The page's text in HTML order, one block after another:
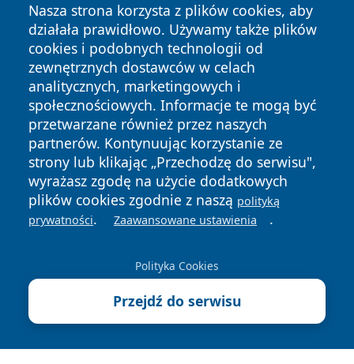
Nasza strona korzysta z plików cookies, aby
działała prawidłowo. Używamy także plików
cookies i podobnych technologii od
zewnętrznych dostawców w celach
analitycznych, marketingowych i
społecznościowych. Informacje te mogą być
przetwarzane również przez naszych
partnerów. Kontynuując korzystanie ze
strony lub klikając „Przechodzę do serwisu",
wyrażasz zgodę na użycie dodatkowych
plików cookies zgodnie z naszą polityką
prywatności. Zaawansowane ustawienia .
Polityka Cookies
Przejdź do serwisu
Copyright © 2026 informacjelodzkie.pl Wszystkie prawa
zastrzeżone.
News Autorzy
Polityka
Prywatności
Polityka
Cookies